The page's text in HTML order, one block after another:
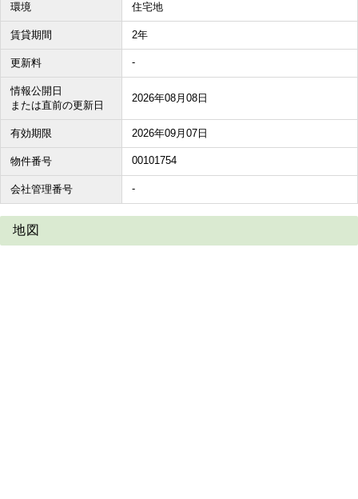
環境 住宅地
賃貸期間 2年
更新料 -
情報公開日
または直前の更新日
2026年08月08日
有効期限 2026年09月07日
物件番号 00101754
会社管理番号 -
地図